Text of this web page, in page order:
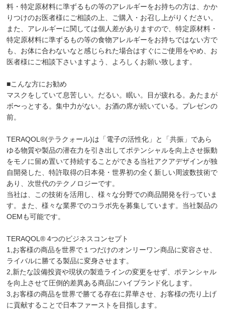
料・特定原材料に準ずるもの等のアレルギーをお持ちの方は、かか
りつけのお医者様にご相談の上、ご購入・お召し上がりください。
また、アレルギーに関しては個人差がありますので、特定原材料・
特定原材料に準ずるもの等の食物アレルギーをお持ちではない方で
も、お体に合わないなと感じられた場合はすぐにご使用をやめ、お
医者様にご相談下さいますよう、よろしくお願い致します。
■こんな方にお勧め
マスクをしていて息苦しい。だるい。眠い。目が疲れる。あたまが
ボ〜っとする。集中力がない。お酒の席が続いている。プレゼンの
前。
TERAQOL®(テラクォール)は「電子の活性化」と「共振」であら
ゆる物質や製品の潜在力を引き出してポテンシャルを向上させ振動
をモノに留め置いて持続することができる当社アクアデザインが独
自開発した、特許取得の日本発・世界初の全く新しい周波数技術で
あり、次世代のテクノロジーです。
当社は、この技術を活用し、様々な分野での商品開発を行っていま
す。また、様々な業界でのコラボ先を募集しています。当社製品の
OEMも可能です。
TERAQOL® 4つのビジネスコンセプト
1,お客様の商品を世界で１つだけのオンリーワン商品に変容させ、
ライバルに勝てる製品に変身させます。
2,新たな設備投資や現状の製造ラインの変更をせず、ポテンシャル
を向上させて圧倒的差異ある商品にハイブランド化します。
3,お客様の商品を世界で勝てる存在に昇華させ、お客様の売り上げ
に貢献することで日本ファーストを目指します。